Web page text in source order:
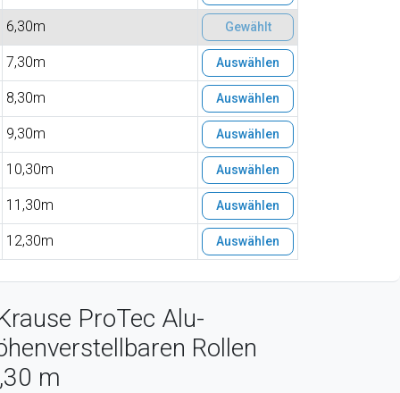
6,30m Gewählt
7,30m Auswählen
8,30m Auswählen
9,30m Auswählen
10,30m Auswählen
11,30m Auswählen
12,30m Auswählen
ProTec Alu-
Rollen
m